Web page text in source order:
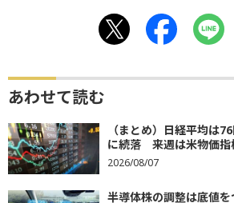
あわせて読む
（まとめ）日経平均は
に続落 来週は米物価指
2026/08/07
半導体株の調整は底値